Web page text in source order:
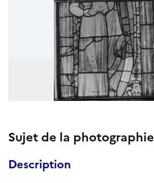
Sujet de la photographie
Description